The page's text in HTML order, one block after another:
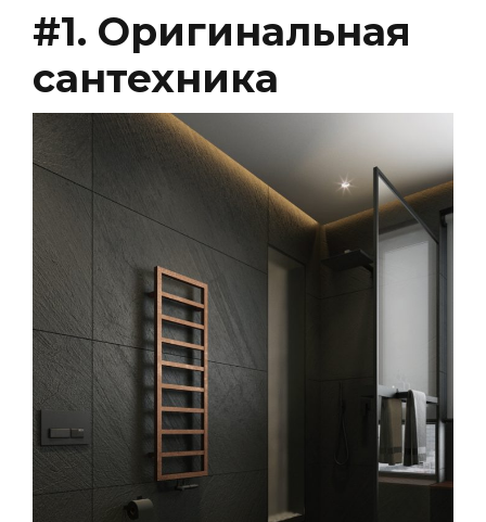
#1. Оригинальная
сантехника